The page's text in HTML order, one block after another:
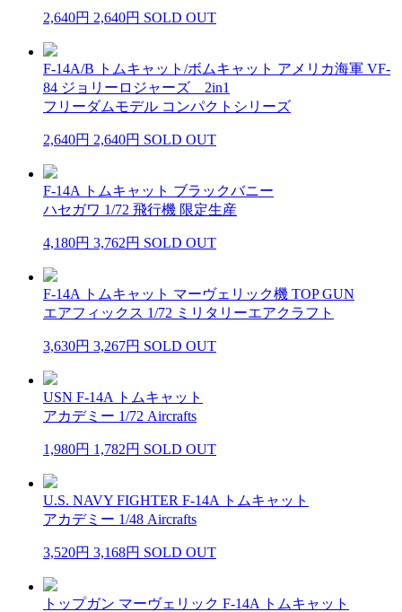
2,640円 2,640円 SOLD OUT
F-14A/B トムキャット/ボムキャット アメリカ海軍 VF-
84 ジョリーロジャーズ 2in1
フリーダムモデル コンパクトシリーズ
2,640円 2,640円 SOLD OUT
F-14A トムキャット ブラックバニー
ハセガワ 1/72 飛行機 限定生産
4,180円 3,762円 SOLD OUT
F-14A トムキャット マーヴェリック機 TOP GUN
エアフィックス 1/72 ミリタリーエアクラフト
3,630円 3,267円 SOLD OUT
USN F-14A トムキャット
アカデミー 1/72 Aircrafts
1,980円 1,782円 SOLD OUT
U.S. NAVY FIGHTER F-14A トムキャット
アカデミー 1/48 Aircrafts
3,520円 3,168円 SOLD OUT
トップガン マーヴェリック F-14A トムキャット